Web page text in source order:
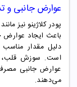
عوارض جانبی و
پودر کلاژینو نیز
باعث ایجاد
دلیل مقدار مناسب
است. سوزش قلب،
عوارض جانبی
می‌دهند.